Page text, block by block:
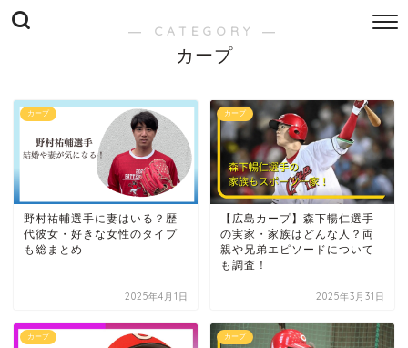
― CATEGORY ―
カープ
カープ
野村祐輔選手に妻はいる？歴
代彼女・好きな女性のタイプ
も総まとめ
2025年4月1日
カープ
【広島カープ】森下暢仁選手
の実家・家族はどんな人？両
親や兄弟エピソードについて
も調査！
2025年3月31日
カープ カープ